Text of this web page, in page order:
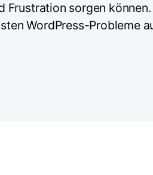
Frustration sorgen
WordPress-Probleme